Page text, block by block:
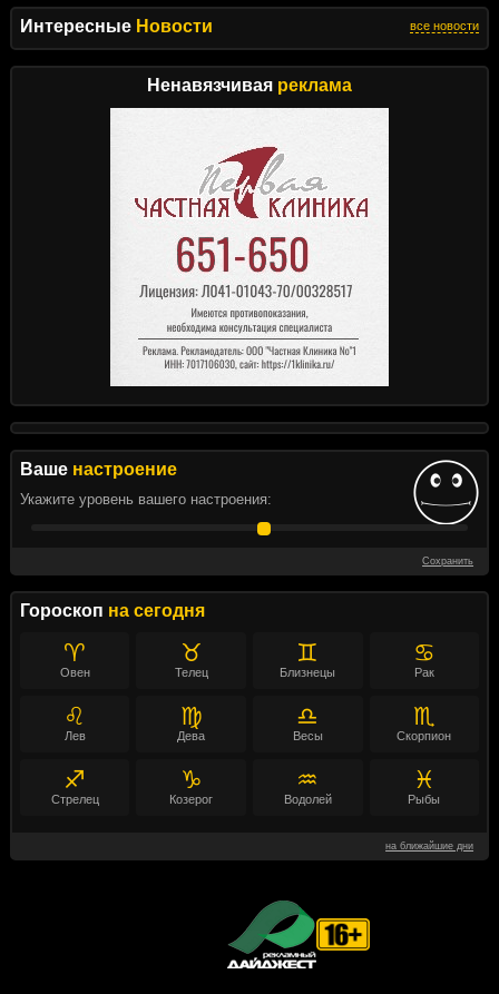
Интересные Новости все новости
Ненавязчивая реклама
Ваше настроение
Укажите уровень вашего настроения:
Сохранить
Гороскоп на сегодня
♈
Овен
♉
Телец
♊
Близнецы
♋
Рак
♌
Лев
♍
Дева
♎
Весы
♏
Скорпион
♐
Стрелец
♑
Козерог
♒
Водолей
♓
Рыбы
на ближайшие дни